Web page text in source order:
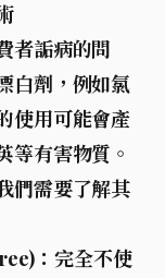
者詬病的問
白劑，例如氯
使用可能會產
等有害物質。
們需要了解其
：完全不使